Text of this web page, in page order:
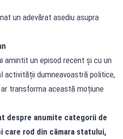
un adevărat asediu asupra
amintit un episod recent și cu un
activității dumneavoastră politice,
transforma această moțiune
despre anumite categorii de
care rod din cămara statului,